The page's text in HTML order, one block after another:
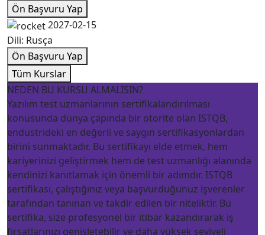
Ön Başvuru Yap
2027-02-15
Dili: Rusça
Ön Başvuru Yap
Tüm Kurslar
NEDEN BU KURSU ALMALISIN?
Yazılım test uzmanlarının sertifikalandırılması
konusunda dünya çapında bir otorite olan ISTQB,
endüstrideki en değerli ve saygın sertifikasyonlardan
birini sunmaktadır. Bu sertifikayı elde etmek, hem
kariyerinizi geliştirmek hem de test uzmanlığı alanında
kendinizi kanıtlamak için önemli bir adımdır. ISTQB
sertifikası, çalıştığınız veya başvurduğunuz işverenler
tarafından tanınan ve takdir edilen bir niteliktir. Bu
sertifika, size profesyonel bir itibar kazandırarak iş
fırsatlarınızı genişletebilir ve daha yüksek seviyeli